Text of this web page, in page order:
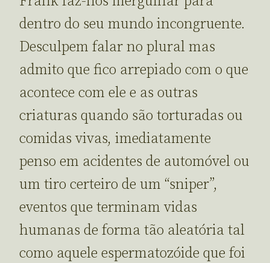
dentro do seu mundo incongruente.
Desculpem falar no plural mas
admito que fico arrepiado com o que
acontece com ele e as outras
criaturas quando são torturadas ou
comidas vivas, imediatamente
penso em acidentes de automóvel ou
um tiro certeiro de um “sniper”,
eventos que terminam vidas
humanas de forma tão aleatória tal
como aquele espermatozóide que foi